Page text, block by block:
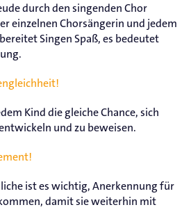
durch den singenden Chor
einzelnen Chorsängerin und jedem
Singen Spaß, es bedeutet
Kind die gleiche Chance, sich
und zu beweisen.
ist es wichtig, Anerkennung für
damit sie weiterhin mit